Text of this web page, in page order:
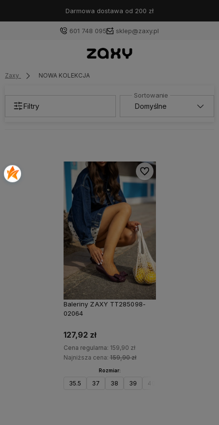
Darmowa dostawa od 200 zł
601 748 095 sklep@zaxy.pl
Zaxy NOWA KOLEKCJA
Filtry
20%
PROMOCJA
Baleriny ZAXY TT285098-
02064
127,92 zł
Cena regularna: 159,90 zł
Najniższa cena:159,90 zł
Rozmiar:
35.5 37 38 39 40
Do ulubionych